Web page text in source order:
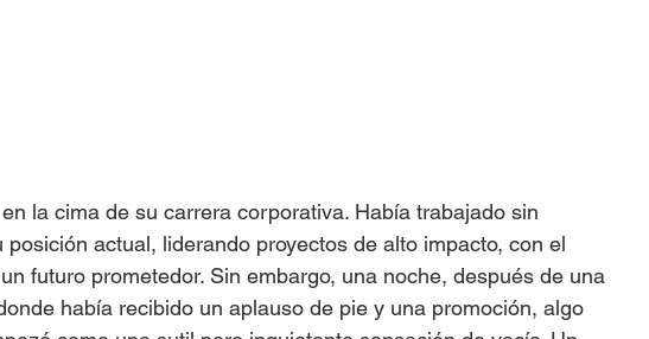
la cima de su carrera corporativa. Había trabajado sin
actual, liderando proyectos de alto impacto, con el
futuro prometedor. Sin embargo, una noche, después de una
había recibido un aplauso de pie y una promoción, algo